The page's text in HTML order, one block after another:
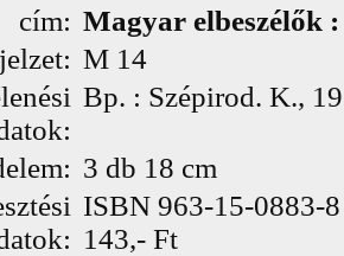
cím: Magyar elbeszélők :
M 14
Bp. : Szépirod. K.,
3 db 18 cm
ISBN 963-15-0883-
143,- Ft